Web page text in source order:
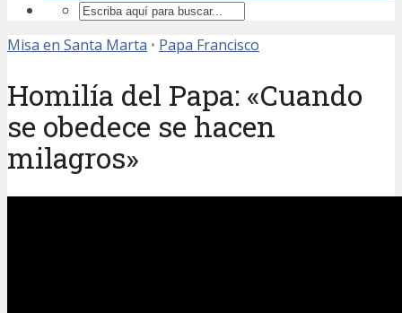
Misa en Santa Marta • Papa Francisco
Homilía del Papa: «Cuando
se obedece se hacen
milagros»